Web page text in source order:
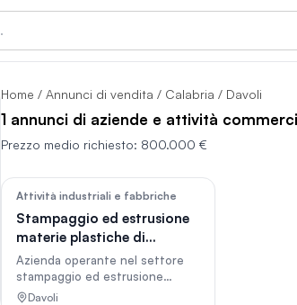
Home / Annunci di vendita / Calabria / Davoli
1 annunci di aziende e attività
Prezzo medio richiesto: 800.000 €
Attività industriali e fabbriche
Stampaggio ed estrusione
materie plastiche di
prodotti tecnici
Azienda operante nel settore
stampaggio ed estrusione
materie plastiche con ampissima
Davoli